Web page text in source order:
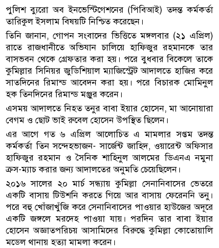
পুলিশ ব্যুরো অব ইনভেস্টিগেশনের (পিবিআই) তদন্ত কর্মকর্তা
তারিকুল ইসলাম বিষয়টি নিশ্চিত করেছেন।
তিনি জানান, গোপন সংবাদের ভিত্তিতে মঙ্গলবার (২১ এপ্রিল)
রাতে রাজধানীতে অভিযান চালিয়ে হাফিজুর রহমানকে তার
বাসভবন থেকে গ্রেফতার করা হয়। পরে বুধবার বিকেলে তাকে
কুমিল্লার সিনিয়র জুডিশিয়াল ম্যাজিস্ট্রেট আদালতে হাজির করে
সাতদিনের রিমান্ড আবেদন করা হয়। পরে বিচারক মোমিনুল
হক তিনদিনের রিমান্ড মঞ্জুর করেন।
এসময় আদালতে নিহত তনুর বাবা ইয়ার হোসেন, মা আনোয়ারা
বেগম ও ছোট ভাই রুবেল হোসেন উপস্থিত ছিলেন।
এর আগে গত ৬ এপ্রিল আলোচিত এ মামলার সপ্তম তদন্ত
কর্মকর্তা তিন সন্দেহভাজন- সার্জেন্ট জাহিদ, ওয়ারেন্ট অফিসার
হাফিজুর রহমান ও সৈনিক শাহিনুল আলমের ডিএনএ নমুনা
ক্রস-ম্যাচ করার জন্য আদালতের অনুমতি চেয়েছিলেন।
২০১৬ সালের ২০ মার্চ সন্ধ্যায় কুমিল্লা সেনানিবাসের ভেতরে
একটি বাসায় টিউশনি করতে গিয়ে আর বাসায় ফেরেননি তনু।
পরে বহু খোঁজাখুঁজি করে সেনানিবাসের পাওয়ার হাউজের অদূরে
একটি জঙ্গলে মরদেহ পাওয়া যায়। পরদিন তার বাবা ইয়ার
হোসেন অজ্ঞাতপরিচয় আসামিদের বিরুদ্ধে কুমিল্লা কোতোয়ালি
মডেল থানায় হত্যা মামলা করেন।